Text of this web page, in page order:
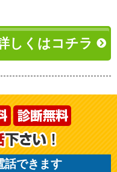
しくはコチラ
話できます